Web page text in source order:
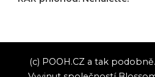
(c) POOH.CZ a tak